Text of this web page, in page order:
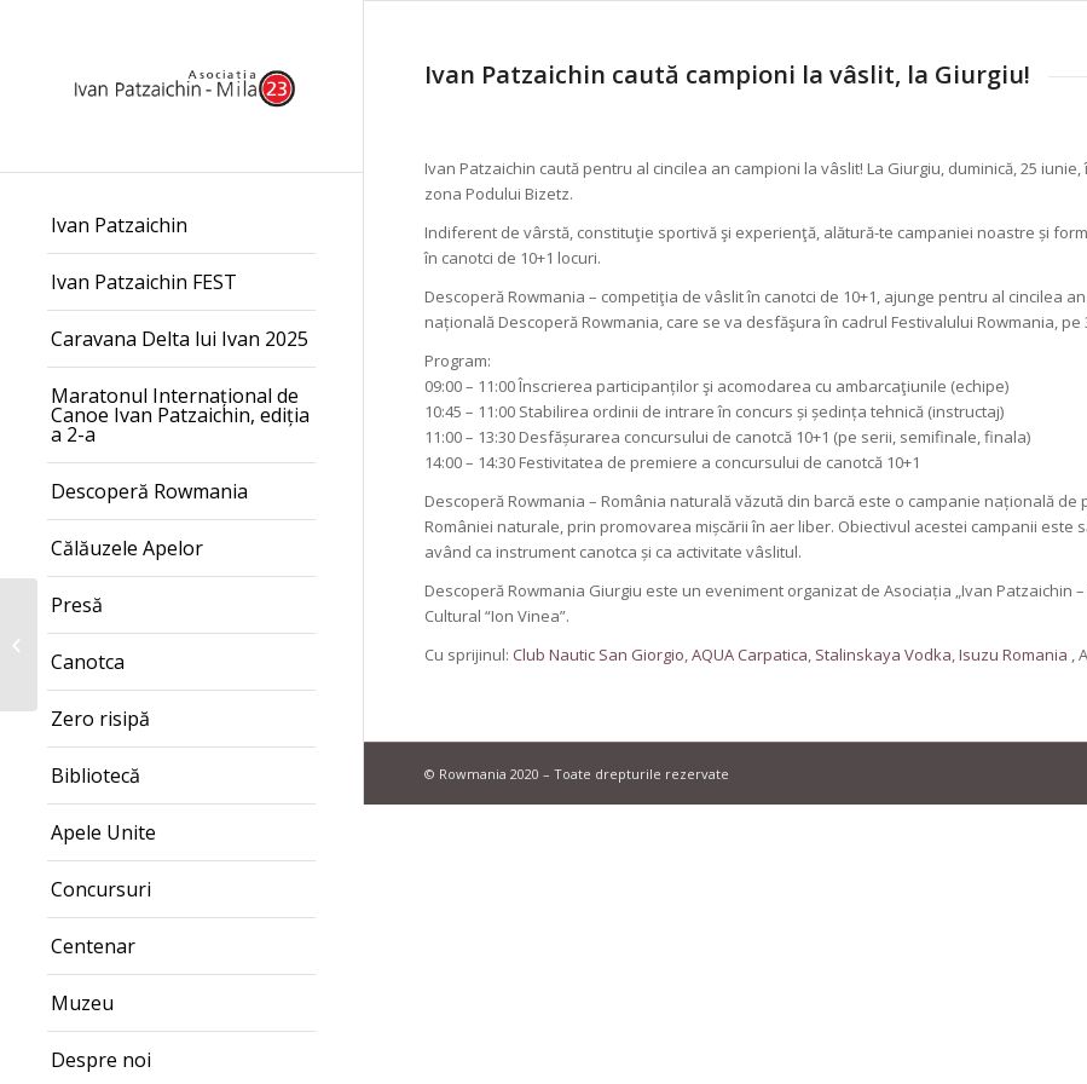
Ivan Patzaichin
Ivan Patzaichin FEST
Caravana Delta lui Ivan 2025
Maratonul Internațional de
Canoe Ivan Patzaichin, ediția
a 2-a
Descoperă Rowmania
Călăuzele Apelor
Presă
Canotca
Zero risipă
Bibliotecă
Apele Unite
Concursuri
Centenar
Muzeu
Despre noi
Ivan Patzaichin caută campioni la vâslit, la Giurgiu!
Ivan Patzaichin caută pentru al cincilea an campioni la vâslit! La Giurgiu, duminică, 25 iunie,
zona Podului Bizetz.
Indiferent de vârstă, constituţie sportivă şi experienţă, alătură-te campaniei noastre și
în canotci de 10+1 locuri.
Descoperă Rowmania – competiţia de vâslit în canotci de 10+1, ajunge pentru al cincilea
națională Descoperă Rowmania, care se va desfăşura în cadrul Festivalului Rowmania, pe
Program:
09:00 – 11:00 Înscrierea participanților şi acomodarea cu ambarcaţiunile (echipe)
10:45 – 11:00 Stabilirea ordinii de intrare în concurs și ședința tehnică (instructaj)
11:00 – 13:30 Desfășurarea concursului de canotcă 10+1 (pe serii, semifinale, finala)
14:00 – 14:30 Festivitatea de premiere a concursului de canotcă 10+1
Descoperă Rowmania – România naturală văzută din barcă este o campanie națională
României naturale, prin promovarea mișcării în aer liber. Obiectivul acestei campanii
având ca instrument canotca și ca activitate vâslitul.
Descoperă Rowmania Giurgiu este un eveniment organizat de Asociația „Ivan Patzaichin
Cultural “Ion Vinea”.
Cu sprijinul: Club Nautic San Giorgio,AQUA Carpatica, Stalinskaya Vodka,Isuzu Romania ,
© Rowmania 2020 – Toate drepturile rezervate
Rowmania FEST 2016:
Competiţii sportive,
concerte, statui
vivante, proiecţii...